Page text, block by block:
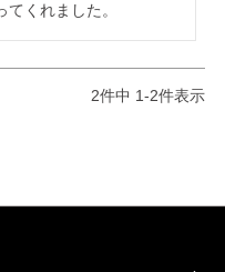
くれました。
2件中 1-2件表示